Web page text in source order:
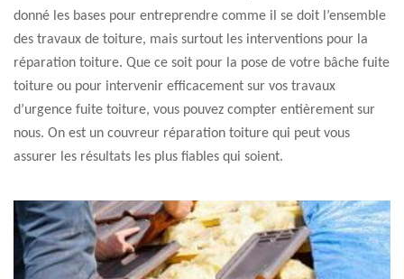
donné les bases pour entreprendre comme il se doit l’ensemble
des travaux de toiture, mais surtout les interventions pour la
réparation toiture. Que ce soit pour la pose de votre bâche fuite
toiture ou pour intervenir efficacement sur vos travaux
d’urgence fuite toiture, vous pouvez compter entièrement sur
nous. On est un couvreur réparation toiture qui peut vous
assurer les résultats les plus fiables qui soient.